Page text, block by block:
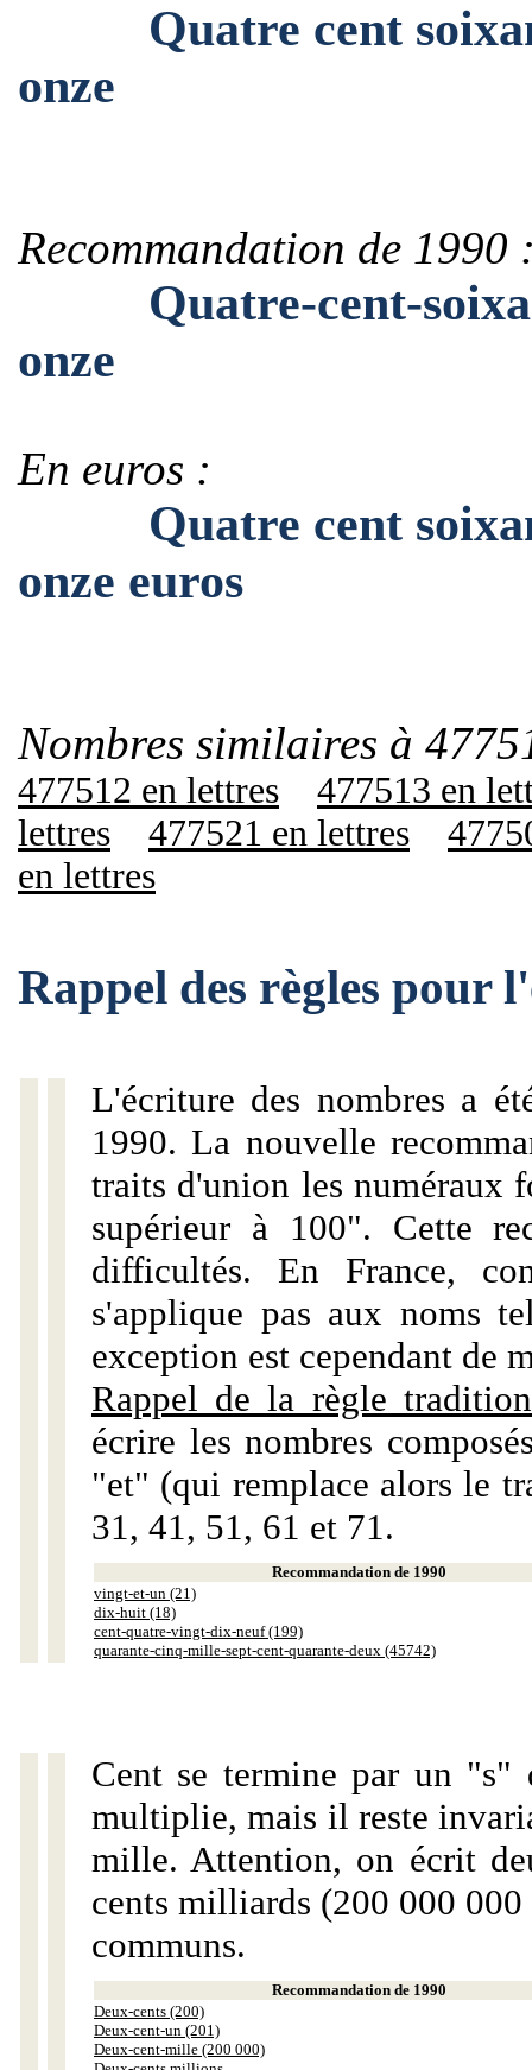
Quatre cent
onze
Recommandation de 1990
Quatre-cent-
onze
En euros :
Quatre cent
onze euros
Nombres similaires à
477512 en lettres
477513 en
lettres
477521 en lettres
en lettres
Rappel des règles pour
L'écriture des nombres a
1990. La nouvelle
traits d'union les numéraux
supérieur à 100". Cette
difficultés. En France,
s'applique pas aux noms
exception est cependant de
Rappel de la règle
écrire les nombres
"et" (qui remplace alors le
31, 41, 51, 61 et 71.
Recommandation de 1990
vingt-et-un (21)
dix-huit (18)
cent-quatre-vingt-dix-neuf (199)
quarante-cinq-mille-sept-cent-quarante-deux (45742)
Cent se termine par un "s"
multiplie, mais il reste
mille. Attention, on écrit
cents milliards (200 000
communs.
Recommandation de 1990
Deux-cents (200)
Deux-cent-un (201)
Deux-cent-mille (200 000)